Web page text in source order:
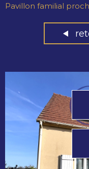
Pavillon familial